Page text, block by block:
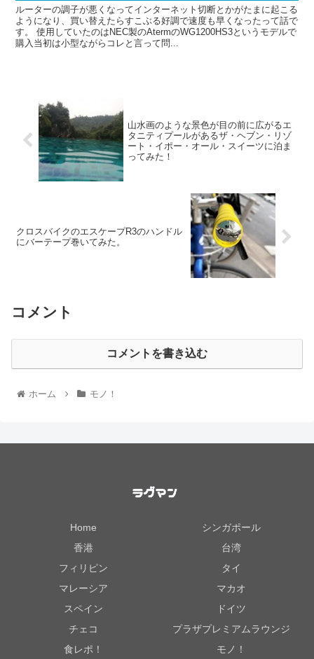
ルーターの調子が悪くなってインターネット切断とかがたまに起こる
ようになり、買い替えたらすこぶる好調で速度も早くなったって話で
す。 使用していたのはNEC製のAtermのWG1200HS3というモデルで
購入当初は小型ながらコレと言って問...
山水画のような景色が目の前に広がるエ
タニティプールがあるザ・ヘブン・リゾ
ート・イポー・オール・スイーツに泊ま
ってみた！
クロスバイクのエスケープR3のハンドル
にバーテープ巻いてみた。
コメント
コメントを書き込む
ホーム モノ！
Home
シンガポール
香港
台湾
フィリピン
タイ
マレーシア
マカオ
スペイン
ドイツ
チェコ
プラザプレミアムラウンジ
食レポ！
モノ！